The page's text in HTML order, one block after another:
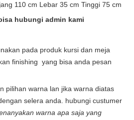
110 cm Lebar 35 cm Tinggi 75 cm
hubungi admin kami
pada produk kursi dan meja
finishing yang bisa anda pesan
pilihan warna lan jika warna diatas
selera anda. hubungi custumer
warna apa saja yang